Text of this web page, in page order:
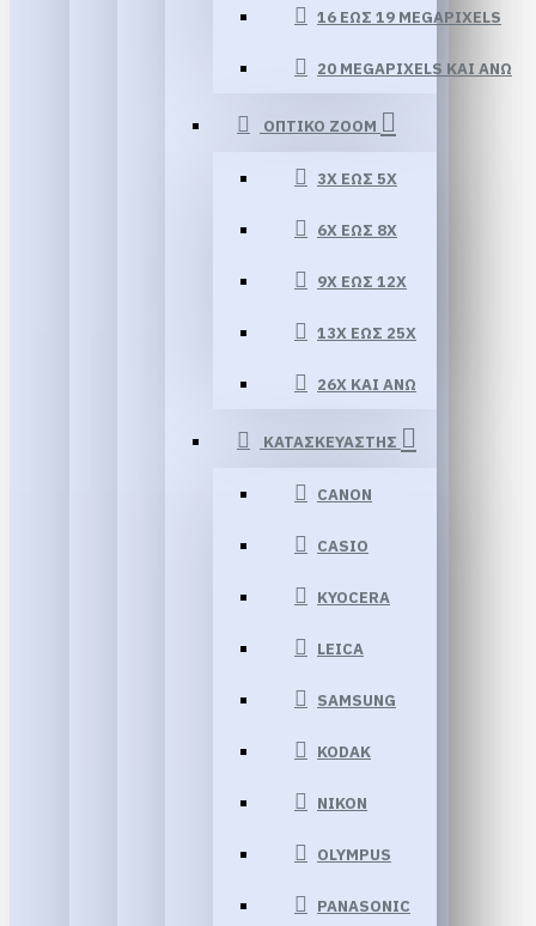
16 ΕΏΣ 19 MEGAPIXELS
20 MEGAPIXELS ΚΑΙ ΆΝΩ
ΟΠΤΙΚΟ ZOOM
3X ΈΩΣ 5X
6X ΈΩΣ 8X
9X ΈΩΣ 12X
13X ΕΏΣ 25X
26X ΚΑΙ ΆΝΩ
ΚΑΤΑΣΚΕΥΑΣΤΗΣ
CANON
CASIO
KYOCERA
LEICA
SAMSUNG
KODAK
NIKON
OLYMPUS
PANASONIC